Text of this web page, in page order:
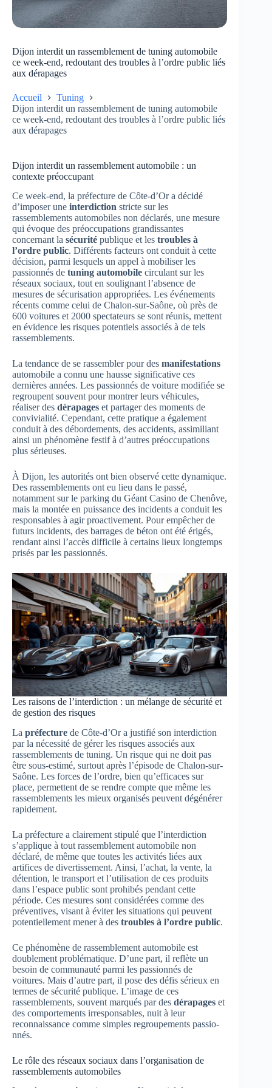
Dijon interdit un rassemblement de tuning automobile
ce week-end, redoutant des troubles à l’ordre public liés
aux dérapages
Accueil
Tuning
Dijon interdit un rassemblement de tuning automobile
ce week-end, redoutant des troubles à l’ordre public liés
aux dérapages
Dijon interdit un rassemblement automobile : un
contexte préoccupant
Ce week-end, la préfecture de Côte-d’Or a décidé
d’imposer une interdiction stricte sur les
rassemblements automobiles non déclarés, une mesure
qui évoque des préoccupations grandissantes
concernant la sécurité publique et les troubles à
l’ordre public. Différents facteurs ont conduit à cette
décision, parmi lesquels un appel à mobiliser les
passionnés de tuning automobile circulant sur les
réseaux sociaux, tout en soulignant l’absence de
mesures de sécurisation appropriées. Les événements
récents comme celui de Chalon-sur-Saône, où près de
600 voitures et 2000 spectateurs se sont réunis, mettent
en évidence les risques potentiels associés à de tels
rassemblements.
La tendance de se rassembler pour des manifestations
automobile a connu une hausse significative ces
dernières années. Les passionnés de voiture modifiée se
regroupent souvent pour montrer leurs véhicules,
réaliser des dérapages et partager des moments de
convivialité. Cependant, cette pratique a également
conduit à des débordements, des accidents, assimiliant
ainsi un phénomène festif à d’autres préoccupations
plus sérieuses.
À Dijon, les autorités ont bien observé cette dynamique.
Des rassemblements ont eu lieu dans le passé,
notamment sur le parking du Géant Casino de Chenôve,
mais la montée en puissance des incidents a conduit les
responsables à agir proactivement. Pour empêcher de
futurs incidents, des barrages de béton ont été érigés,
rendant ainsi l’accès difficile à certains lieux longtemps
prisés par les passionnés.
Les raisons de l’interdiction : un mélange de sécurité et
de gestion des risques
La préfecture de Côte-d’Or a justifié son interdiction
par la nécessité de gérer les risques associés aux
rassemblements de tuning. Un risque qui ne doit pas
être sous-estimé, surtout après l’épisode de Chalon-sur-
Saône. Les forces de l’ordre, bien qu’efficaces sur
place, permettent de se rendre compte que même les
rassemblements les mieux organisés peuvent dégénérer
rapidement.
La préfecture a clairement stipulé que l’interdiction
s’applique à tout rassemblement automobile non
déclaré, de même que toutes les activités liées aux
artifices de divertissement. Ainsi, l’achat, la vente, la
détention, le transport et l’utilisation de ces produits
dans l’espace public sont prohibés pendant cette
période. Ces mesures sont considérées comme des
préventives, visant à éviter les situations qui peuvent
potentiellement mener à des troubles à l’ordre public.
Ce phénomène de rassemblement automobile est
doublement problématique. D’une part, il reflète un
besoin de communauté parmi les passionnés de
voitures. Mais d’autre part, il pose des défis sérieux en
termes de sécurité publique. L’image de ces
rassemblements, souvent marqués par des dérapages et
des comportements irresponsables, nuit à leur
reconnaissance comme simples regroupements passio-
nnés.
Le rôle des réseaux sociaux dans l’organisation de
rassemblements automobiles